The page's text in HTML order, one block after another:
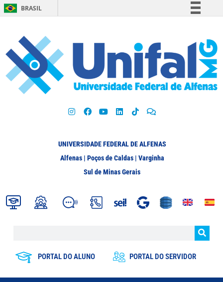
BRASIL
Participe
Acesso à informação
Legislação
UNIVERSIDADE FEDERAL DE ALFENAS
Alfenas | Poços de Caldas | Varginha
Sul de Minas Gerais
PORTAL DO ALUNO PORTAL DO SERVIDOR